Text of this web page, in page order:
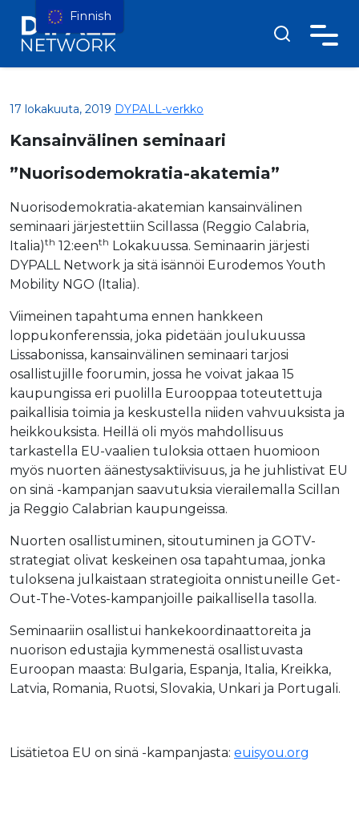
17 lokakuuta, 2019 DYPALL-verkko
Kansainvälinen seminaari
”Nuorisodemokratia-akatemia”
Nuorisodemokratia-akatemian kansainvälinen
seminaari järjestettiin Scillassa (Reggio Calabria,
Italia)th 12:eenth Lokakuussa. Seminaarin järjesti
DYPALL Network ja sitä isännöi Eurodemos Youth
Mobility NGO (Italia).
Viimeinen tapahtuma ennen hankkeen
loppukonferenssia, joka pidetään joulukuussa
Lissabonissa, kansainvälinen seminaari tarjosi
osallistujille foorumin, jossa he voivat jakaa 15
kaupungissa eri puolilla Eurooppaa toteutettuja
paikallisia toimia ja keskustella niiden vahvuuksista ja
heikkouksista. Heillä oli myös mahdollisuus
tarkastella EU-vaalien tuloksia ottaen huomioon
myös nuorten äänestysaktiivisuus, ja he juhlistivat EU
on sinä -kampanjan saavutuksia vierailemalla Scillan
ja Reggio Calabrian kaupungeissa.
Nuorten osallistuminen, sitoutuminen ja GOTV-
strategiat olivat keskeinen osa tapahtumaa, jonka
tuloksena julkaistaan strategioita onnistuneille Get-
Out-The-Votes-kampanjoille paikallisella tasolla.
Seminaariin osallistui hankekoordinaattoreita ja
nuorison edustajia kymmenestä osallistuvasta
Euroopan maasta: Bulgaria, Espanja, Italia, Kreikka,
Latvia, Romania, Ruotsi, Slovakia, Unkari ja Portugali.
Lisätietoa EU on sinä -kampanjasta: euisyou.org
Finnish